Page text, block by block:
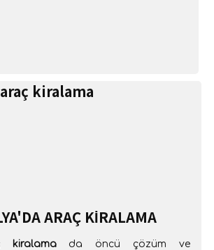
ARAÇ KIRALAMA
kiralamada öncü çözüm ve